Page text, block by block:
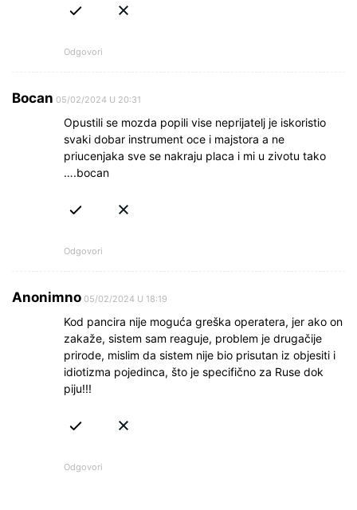
Odgovori
Bocan 05/02/2024 U 20:31
Opustili se mozda popili vise neprijatelj je iskoristio
svaki dobar instrument oce i majstora a ne
priucenjaka sve se nakraju placa i mi u zivotu tako
….bocan
Odgovori
Anonimno 05/02/2024 U 18:19
Kod pancira nije moguća greška operatera, jer ako on
zakaže, sistem sam reaguje, problem je drugačije
prirode, mislim da sistem nije bio prisutan iz objesiti i
idiotizma pojedinca, što je specifično za Ruse dok
piju!!!
Odgovori